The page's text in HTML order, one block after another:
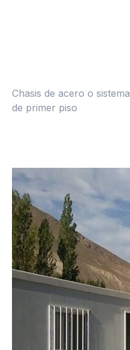
Chasis de acero o sistema
de primer piso